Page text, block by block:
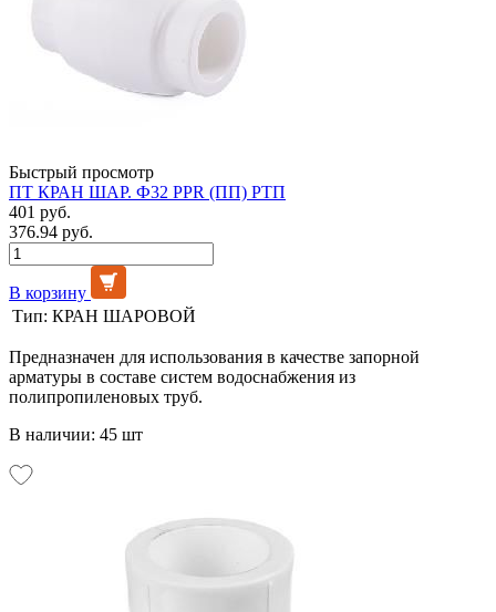
Быстрый просмотр
ПТ КРАН ШАР. Ф32 PPR (ПП) РТП
401 руб.
376.94 руб.
В корзину
Тип: КРАН ШАРОВОЙ
Предназначен для использования в качестве запорной
арматуры в составе систем водоснабжения из
полипропиленовых труб.
В наличии: 45 шт